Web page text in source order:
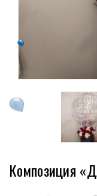
Композиция